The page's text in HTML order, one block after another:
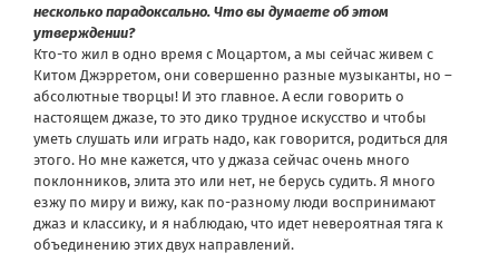
несколько парадоксально. Что вы думаете об этом
утверждении?
Кто-то жил в одно время с Моцартом, а мы сейчас живем с
Китом Джэрретом, они совершенно разные музыканты, но –
абсолютные творцы! И это главное. А если говорить о
настоящем джазе, то это дико трудное искусство и чтобы
уметь слушать или играть надо, как говорится, родиться для
этого. Но мне кажется, что у джаза сейчас очень много
поклонников, элита это или нет, не берусь судить. Я много
езжу по миру и вижу, как по-разному люди воспринимают
джаз и классику, и я наблюдаю, что идет невероятная тяга к
объединению этих двух направлений.